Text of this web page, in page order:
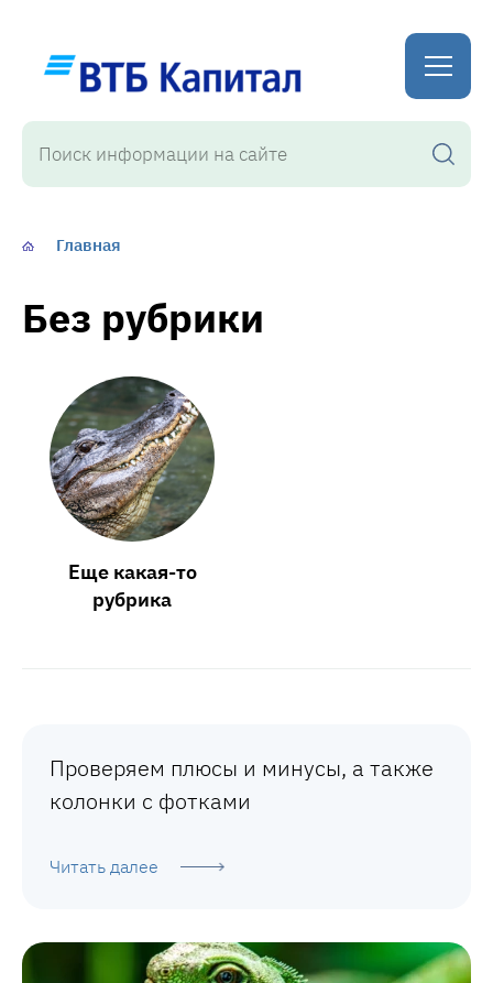
WordPress
Главная
Без рубрики
Еще какая-то
рубрика
Проверяем плюсы и минусы, а также
колонки с фотками
Читать далее